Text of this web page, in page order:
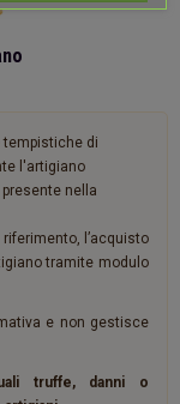
tempistiche di
l'artigiano
presente nella
l’acquisto
tramite modulo
e non gestisce
truffe, danni o